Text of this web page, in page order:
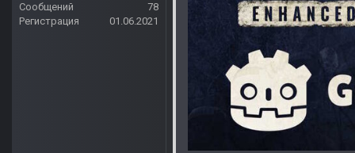
Сообщений
78
Регистрация
01.06.2021